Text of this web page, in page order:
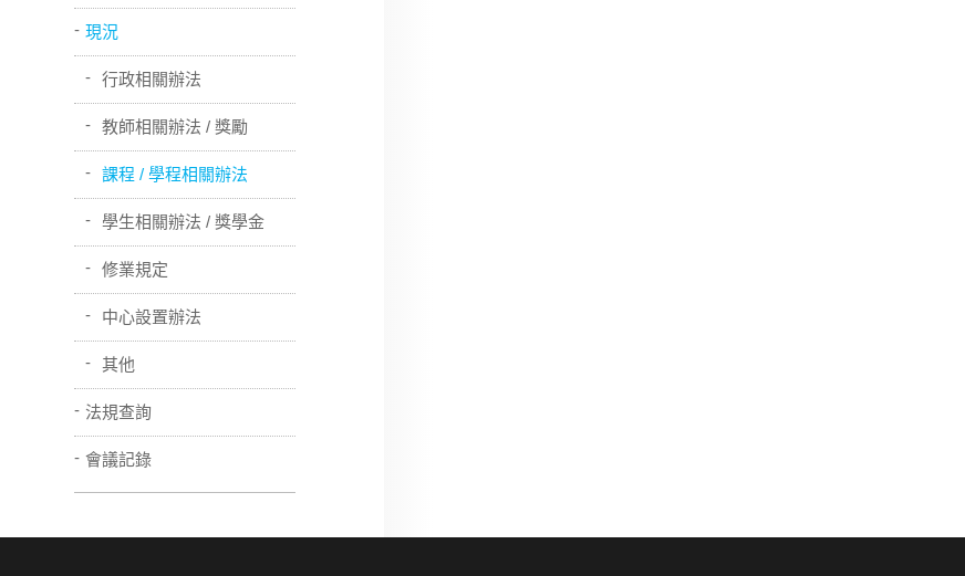
現況
行政相關辦法
教師相關辦法 / 獎勵
課程 / 學程相關辦法
學生相關辦法 / 獎學金
修業規定
中心設置辦法
其他
法規查詢
會議記錄